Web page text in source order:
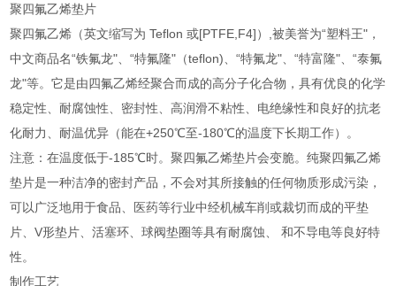
聚四氟乙烯垫片
聚四氟乙烯（英文缩写为 Teflon 或[PTFE,F4]）,被美誉为“塑料王"，
中文商品名“铁氟龙"、“特氟隆"（teflon)、“特氟龙"、“特富隆"、“泰氟
龙"等。它是由四氟乙烯经聚合而成的高分子化合物，具有优良的化学
稳定性、耐腐蚀性、密封性、高润滑不粘性、电绝缘性和良好的抗老
化耐力、耐温优异（能在+250℃至-180℃的温度下长期工作）。
注意：在温度低于-185℃时。聚四氟乙烯垫片会变脆。纯聚四氟乙烯
垫片是一种洁净的密封产品，不会对其所接触的任何物质形成污染，
可以广泛地用于食品、医药等行业中经机械车削或裁切而成的平垫
片、V形垫片、活塞环、球阀垫圈等具有耐腐蚀、 和不导电等良好特
性。
制作工艺